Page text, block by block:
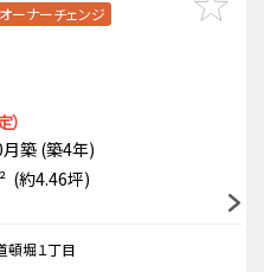
オーナーチェンジ
）
築 (築4年)
(約4.46坪)
頓堀１丁目